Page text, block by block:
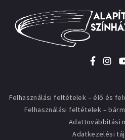
Felhasználási feltételek – élő és
Felhasználási feltételek –
Adattovábbítási
Adatkezelési